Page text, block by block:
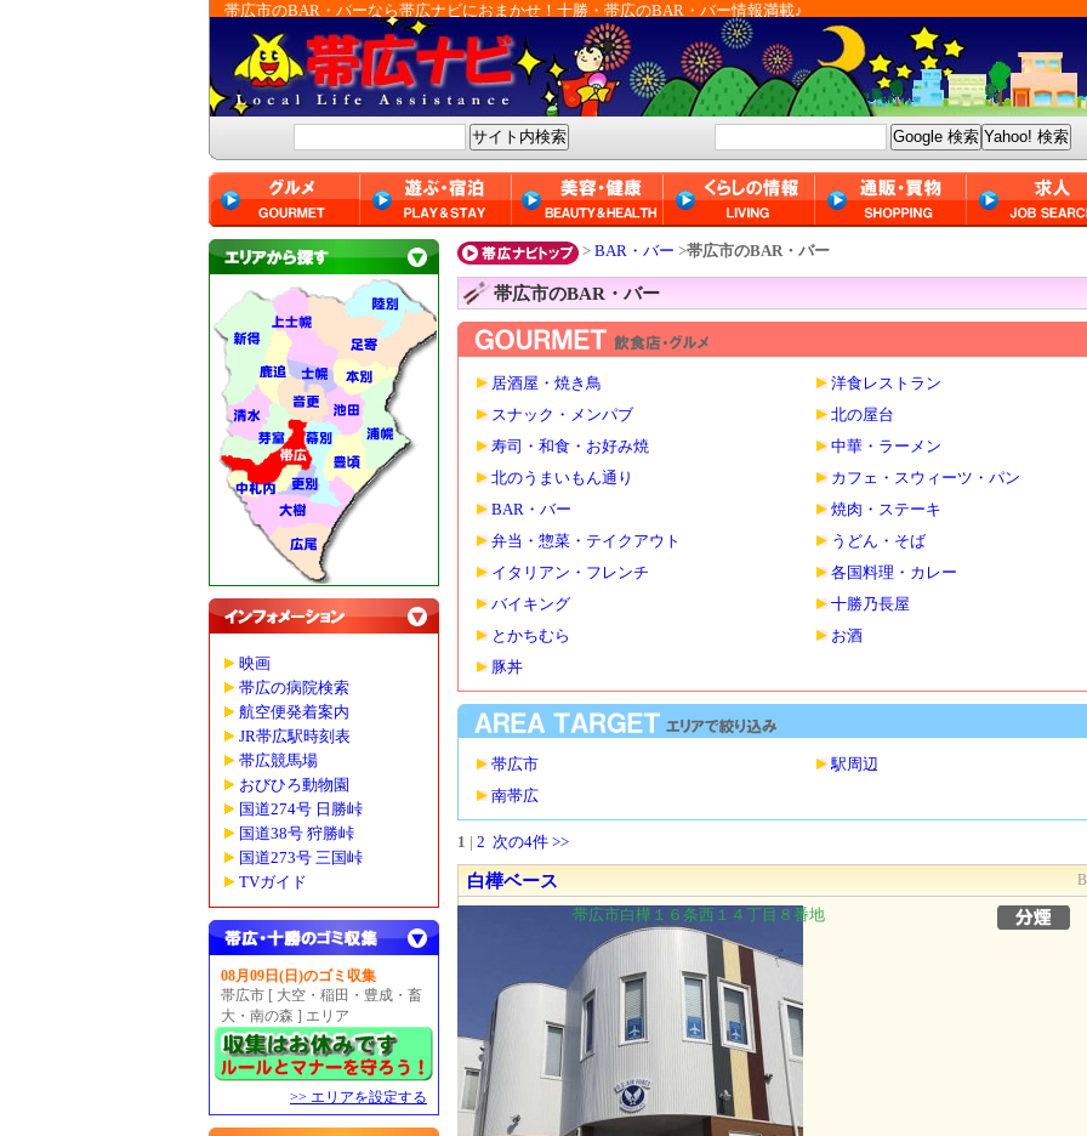
帯広市のBAR・バーなら帯広ナビにおまかせ！十勝・帯広のBAR・バー情報満載♪
映画
帯広の病院検索
航空便発着案内
JR帯広駅時刻表
帯広競馬場
おびひろ動物園
国道274号 日勝峠
国道38号 狩勝峠
国道273号 三国峠
TVガイド
08月09日(日)のゴミ収集
帯広市 [ 大空・稲田・豊成・畜
大・南の森 ] エリア
>> エリアを設定する
> BAR・バー >帯広市のBAR・バー
帯広市のBAR・バー
居酒屋・焼き鳥
洋食レストラン
スナック・メンパブ
北の屋台
寿司・和食・お好み焼
中華・ラーメン
北のうまいもん通り
カフェ・スウィーツ・パン
BAR・バー
焼肉・ステーキ
弁当・惣菜・テイクアウト
うどん・そば
イタリアン・フレンチ
各国料理・カレー
バイキング
十勝乃長屋
とかちむら
お酒
豚丼
帯広市
駅周辺
南帯広
1 | 2 次の4件 >>
白樺ベース
帯広市白樺１６条西１４丁目８番地